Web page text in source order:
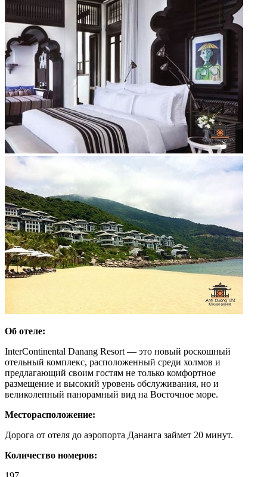
Об отеле:
InterContinental Danang Resort — это новый роскошный
отельный комплекс, расположенный среди холмов и
предлагающий своим гостям не только комфортное
размещение и высокий уровень обслуживания, но и
великолепный панорамный вид на Восточное море.
Месторасположение:
Дорога от отеля до аэропорта Дананга займет 20 минут.
Количество номеров: